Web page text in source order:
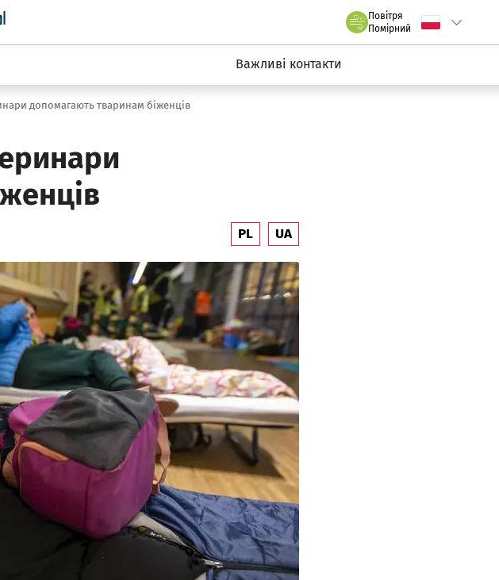
Serwis informacyjny wroclaw.pl
Повітря
we Wrocławiu
Помірний Wybierz język
Важливі контакти
допомагають тваринам біженців
PL UA